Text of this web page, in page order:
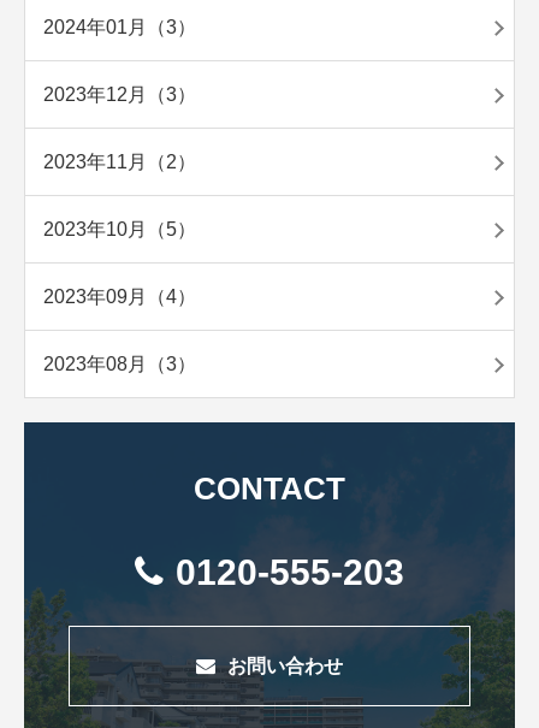
2024年01月（3）
2023年12月（3）
2023年11月（2）
2023年10月（5）
2023年09月（4）
2023年08月（3）
CONTACT
0120-555-203
お問い合わせ